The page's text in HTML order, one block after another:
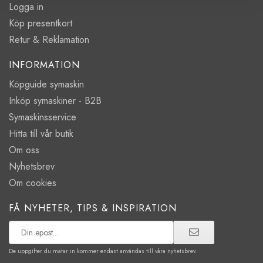
Logga in
Köp presentkort
Retur & Reklamation
INFORMATION
Köpguide symaskin
Inköp symaskiner - B2B
Symaskinsservice
Hitta till vår butik
Om oss
Nyhetsbrev
Om cookies
FÅ NYHETER, TIPS & INSPIRATION
De uppgifter du matar in kommer endast användas till våra nyhetsbrev.